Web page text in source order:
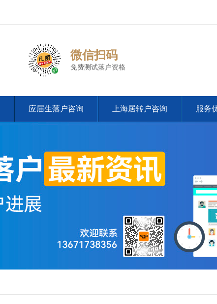
微信扫码
免费测试落户资格
应届生落户咨询 上海居转户咨询 服务